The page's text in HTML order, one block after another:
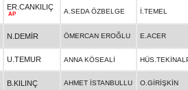
ER.CANKILIÇ
AP A.SEDA ÖZBELGE İ.TEMEL
N.DEMİR ÖMERCAN EROĞLU E.ACER
U.TEMUR ANNA KÖSEALİ
B.KILINÇ AHMET İSTANBULLU O.GİRİŞKİN